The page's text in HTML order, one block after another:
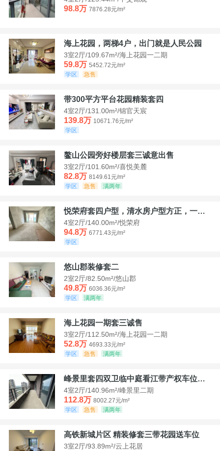
98.8万 7876.28元/m²
海上花园，两梯4户，出门就是人民公园
3室2厅/109.67m²/海上花园一二期
59.8万 5452.72元/m²
学区
急售
带300平方平台花园精装套四
4室2厅/131.00m²/锦官天宸
139.8万 10671.76元/m²
学区
鳌山公园旁好楼层套三诚意出售
3室2厅/101.60m²/喜悦美麓
82.8万 8149.61元/m²
学区
急售 满两年
悦荣府套四户型，清水房户型方正，一口价94，8
4室2厅/140.00m²/悦荣府
94.8万 6771.43元/m²
学区
悠山郡装修套二
2室2厅/82.50m²/悠山郡
49.8万 6036.36元/m²
学区
满两年
海上花园一期套三诚售
3室2厅/112.50m²/海上花园一二期
52.8万 4693.33元/m²
学区
急售 满两年
峰景里套四双卫临中庭看江带产权车位诚售
4室2厅/140.96m²/峰景里二期
112.8万 8002.27元/m²
学区
急售 满两年
高铁新城片区 精装修套三带花园送车位
3室2厅/93.89m²/云上花居